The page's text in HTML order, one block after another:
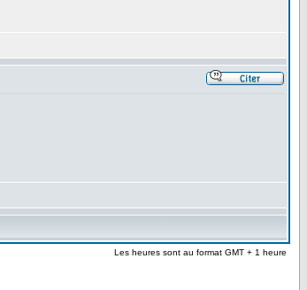
Les heures sont au format GMT + 1 heure